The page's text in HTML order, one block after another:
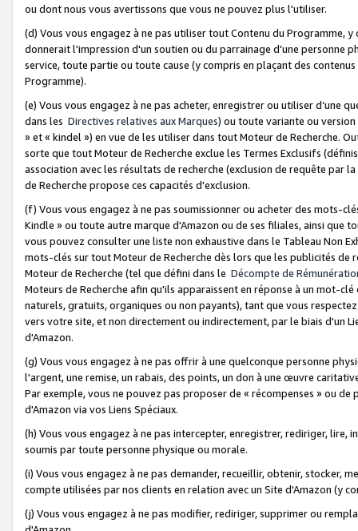
ou dont nous vous avertissons que vous ne pouvez plus l'utiliser.
(d) Vous vous engagez à ne pas utiliser tout Contenu du Programme,
donnerait l'impression d'un soutien ou du parrainage d'une personne
service, toute partie ou toute cause (y compris en plaçant des
Programme).
(e) Vous vous engagez à ne pas acheter, enregistrer ou utiliser d’une
dans les Directives relatives aux Marques) ou toute variante ou
» et « kindel ») en vue de les utiliser dans tout Moteur de Recherche.
sorte que tout Moteur de Recherche exclue les Termes Exclusifs
association avec les résultats de recherche (exclusion de requête
de Recherche propose ces capacités d'exclusion.
(f) Vous vous engagez à ne pas soumissionner ou acheter des mots-
Kindle » ou toute autre marque d'Amazon ou de ses filiales, ainsi que
vous pouvez consulter une liste non exhaustive dans le Tableau Non
mots-clés sur tout Moteur de Recherche dès lors que les publicités de
Moteur de Recherche (tel que défini dans le Décompte de
Moteurs de Recherche afin qu'ils apparaissent en réponse à un mot-
naturels, gratuits, organiques ou non payants), tant que vous
vers votre site, et non directement ou indirectement, par le biais d'un
d'Amazon.
(g) Vous vous engagez à ne pas offrir à une quelconque personne
l'argent, une remise, un rabais, des points, un don à une œuvre
Par exemple, vous ne pouvez pas proposer de « récompenses » ou
d'Amazon via vos Liens Spéciaux.
(h) Vous vous engagez à ne pas intercepter, enregistrer, rediriger,
soumis par toute personne physique ou morale.
(i) Vous vous engagez à ne pas demander, recueillir, obtenir, stocker,
compte utilisées par nos clients en relation avec un Site d'Amazon (y
(j) Vous vous engagez à ne pas modifier, rediriger, supprimer ou